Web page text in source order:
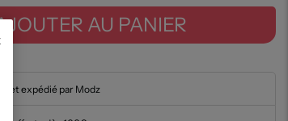
AU PANIER
et expédié par Modz